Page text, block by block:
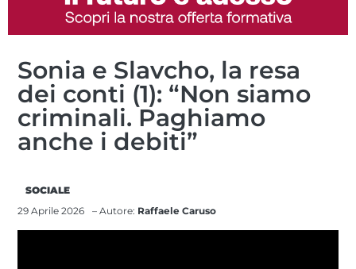
Sonia e Slavcho, la resa
dei conti (1): “Non siamo
criminali. Paghiamo
anche i debiti”
SOCIALE
29 Aprile 2026
– Autore: Raffaele Caruso